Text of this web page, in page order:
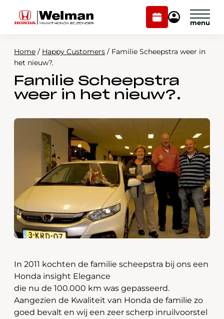
Plan
onderhoud
Mijn
Modellen
Voorraad
Over ons
Webshop
Contact
Plan onderhoud
Home / Happy Customers / Familie Scheepstra weer in
het nieuw?.
Familie Scheepstra
weer in het nieuw?.
In 2011 kochten de familie scheepstra bij ons een
Honda insight Elegance
die nu de 100.000 km was gepasseerd.
Aangezien de Kwaliteit van Honda de familie zo
goed bevalt en wij een zeer scherp inruilvoorstel